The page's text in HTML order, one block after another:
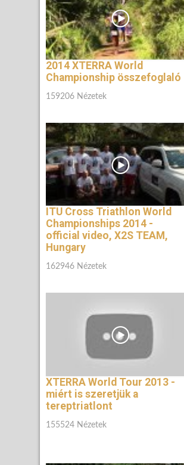
2014 XTERRA World
Championship összefoglaló
159206 Nézetek
ITU Cross Triathlon World
Championships 2014 -
official video, X2S TEAM,
Hungary
162946 Nézetek
XTERRA World Tour 2013 -
miért is szeretjük a
tereptriatlont
155524 Nézetek